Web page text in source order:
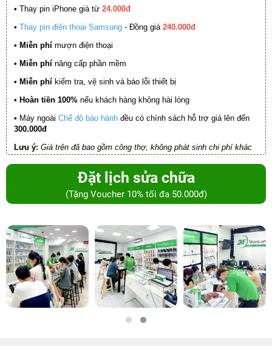
• Thay pin iPhone giá từ 24.000đ
• Thay pin điện thoại Samsung - Đồng giá 240.000đ
• Miễn phí mượn điện thoại
• Miễn phí nâng cấp phần mềm
• Miễn phí kiểm tra, vệ sinh và báo lỗi thiết bị
• Hoàn tiền 100% nếu khách hàng không hài lòng
• Máy ngoài Chế độ bảo hành đều có chính sách hỗ trợ giá lên đến
300.000đ
Lưu ý: Giá trên đã bao gồm công thợ, không phát sinh chi phí khác
Đặt lịch sửa chữa
(Tặng Voucher 10% tối đa 50.000đ)